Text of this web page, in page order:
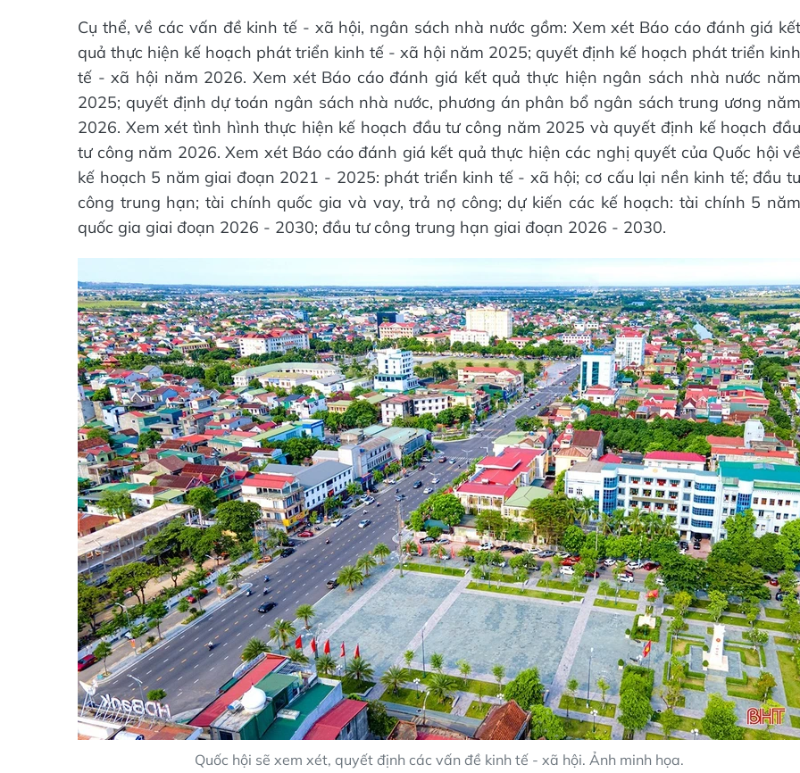
Cụ thể, về các vấn đề kinh tế - xã hội, ngân sách nhà nước gồm: Xem xét Báo cáo đánh giá kết
quả thực hiện kế hoạch phát triển kinh tế - xã hội năm 2025; quyết định kế hoạch phát triển kinh
tế - xã hội năm 2026. Xem xét Báo cáo đánh giá kết quả thực hiện ngân sách nhà nước năm
2025; quyết định dự toán ngân sách nhà nước, phương án phân bổ ngân sách trung ương năm
2026. Xem xét tình hình thực hiện kế hoạch đầu tư công năm 2025 và quyết định kế hoạch đầu
tư công năm 2026. Xem xét Báo cáo đánh giá kết quả thực hiện các nghị quyết của Quốc hội về
kế hoạch 5 năm giai đoạn 2021 - 2025: phát triển kinh tế - xã hội; cơ cấu lại nền kinh tế; đầu tư
công trung hạn; tài chính quốc gia và vay, trả nợ công; dự kiến các kế hoạch: tài chính 5 năm
quốc gia giai đoạn 2026 - 2030; đầu tư công trung hạn giai đoạn 2026 - 2030.
Quốc hội sẽ xem xét, quyết định các vấn đề kinh tế - xã hội. Ảnh minh họa.